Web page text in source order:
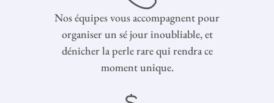
Nos équipes vous accompagnent pour
organiser un sé jour inoubliable, et
dénicher la perle rare qui rendra ce
moment unique.